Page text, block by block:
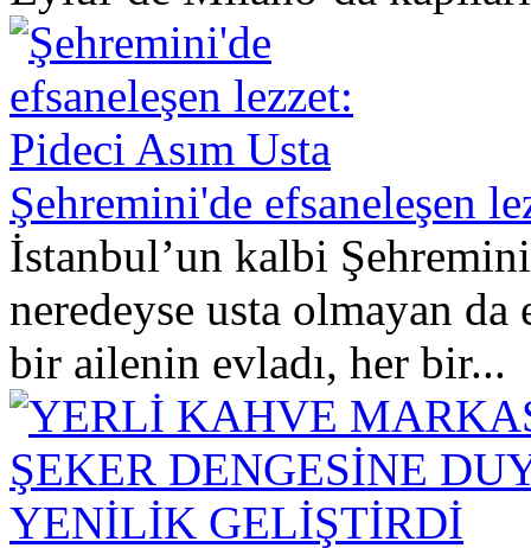
Şehremini'de efsaneleşen
İstanbul’un kalbi
neredeyse usta olmayan
bir ailenin evladı, her bir...